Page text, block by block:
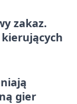
zakaz.
gier